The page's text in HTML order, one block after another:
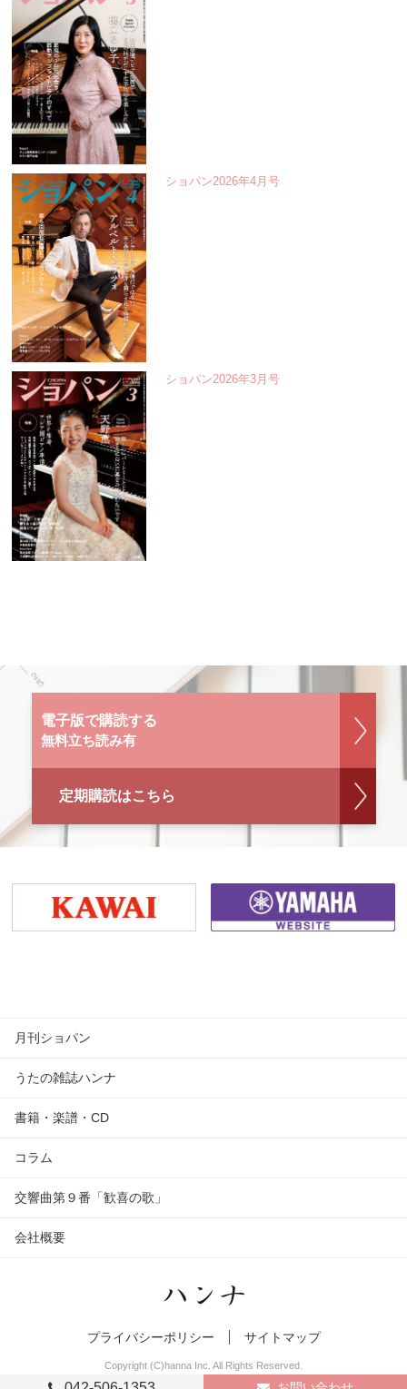
ショパン2026年4月号
ショパン2026年3月号
電子版で購読する
無料立ち読み有
定期購読はこちら
月刊ショパン
うたの雑誌ハンナ
書籍・楽譜・CD
コラム
交響曲第９番「歓喜の歌」
会社概要
プライバシーポリシー サイトマップ
Copyright (C)hanna Inc. All Rights Reserved.